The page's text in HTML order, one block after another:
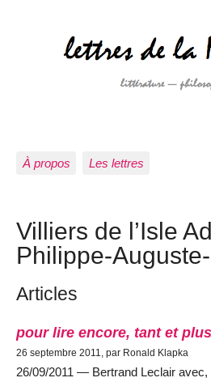
À propos Les lettres
Villiers de l’Isle
Philippe-
Articles
pour lire encore, tant et plus
26 septembre 2011, par Ronald Klapka
26/09/2011 — Bertrand Leclair